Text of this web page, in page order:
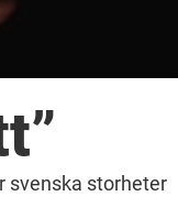
svenska storheter